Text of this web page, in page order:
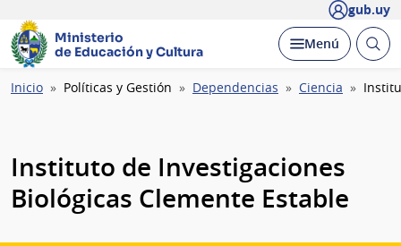
gub.uy
Ministerio
de Educación y Cultura
Desplegar
Menú Abrir
Ruta
Inicio Políticas y Gestión Dependencias Ciencia
Instituto de Investigaciones
Biológicas Clemente Estable